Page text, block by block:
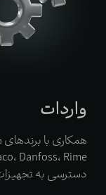
واردات
دسترسی به